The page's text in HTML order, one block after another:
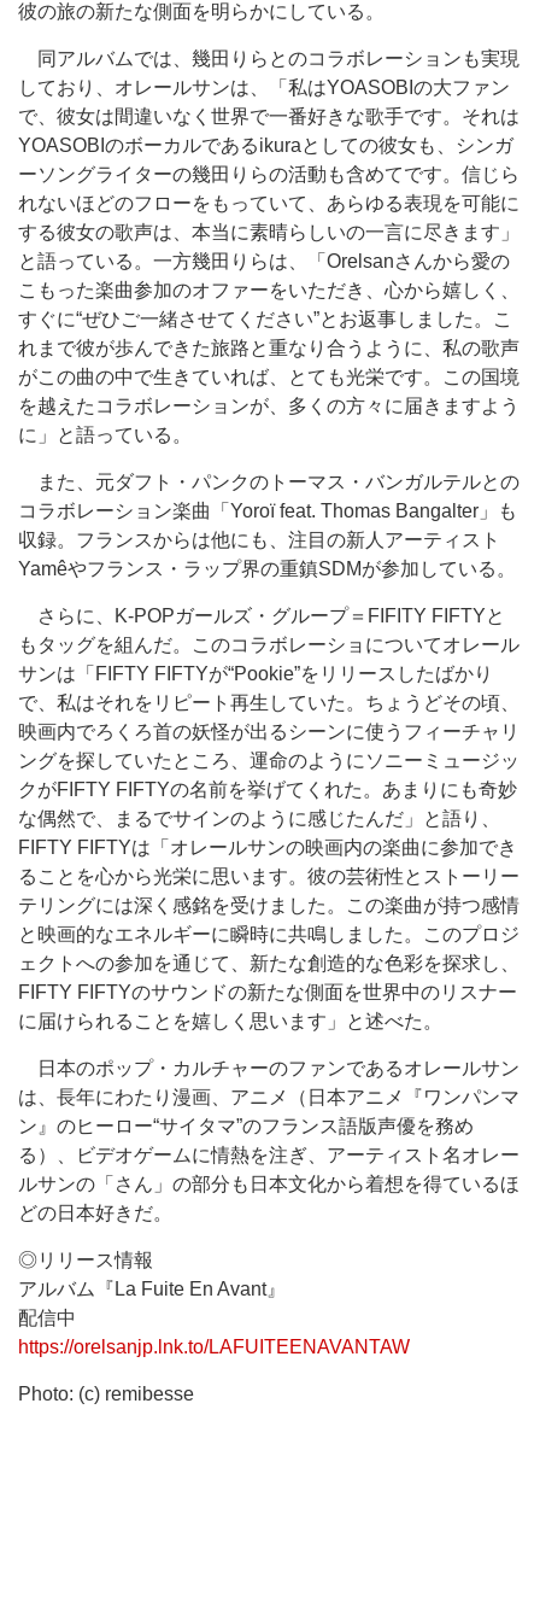
彼の旅の新たな側面を明らかにしている。
同アルバムでは、幾田りらとのコラボレーションも実現
しており、オレールサンは、「私はYOASOBIの大ファン
で、彼女は間違いなく世界で一番好きな歌手です。それは
YOASOBIのボーカルであるikuraとしての彼女も、シンガ
ーソングライターの幾田りらの活動も含めてです。信じら
れないほどのフローをもっていて、あらゆる表現を可能に
する彼女の歌声は、本当に素晴らしいの一言に尽きます」
と語っている。一方幾田りらは、「Orelsanさんから愛の
こもった楽曲参加のオファーをいただき、心から嬉しく、
すぐに“ぜひご一緒させてください”とお返事しました。こ
れまで彼が歩んできた旅路と重なり合うように、私の歌声
がこの曲の中で生きていれば、とても光栄です。この国境
を越えたコラボレーションが、多くの方々に届きますよう
に」と語っている。
また、元ダフト・パンクのトーマス・バンガルテルとの
コラボレーション楽曲「Yoroï feat. Thomas Bangalter」も
収録。フランスからは他にも、注目の新人アーティスト
Yamêやフランス・ラップ界の重鎮SDMが参加している。
さらに、K-POPガールズ・グループ＝FIFITY FIFTYと
もタッグを組んだ。このコラボレーショについてオレール
サンは「FIFTY FIFTYが“Pookie”をリリースしたばかり
で、私はそれをリピート再生していた。ちょうどその頃、
映画内でろくろ首の妖怪が出るシーンに使うフィーチャリ
ングを探していたところ、運命のようにソニーミュージッ
クがFIFTY FIFTYの名前を挙げてくれた。あまりにも奇妙
な偶然で、まるでサインのように感じたんだ」と語り、
FIFTY FIFTYは「オレールサンの映画内の楽曲に参加でき
ることを心から光栄に思います。彼の芸術性とストーリー
テリングには深く感銘を受けました。この楽曲が持つ感情
と映画的なエネルギーに瞬時に共鳴しました。このプロジ
ェクトへの参加を通じて、新たな創造的な色彩を探求し、
FIFTY FIFTYのサウンドの新たな側面を世界中のリスナー
に届けられることを嬉しく思います」と述べた。
日本のポップ・カルチャーのファンであるオレールサン
は、長年にわたり漫画、アニメ（日本アニメ『ワンパンマ
ン』のヒーロー“サイタマ”のフランス語版声優を務め
る）、ビデオゲームに情熱を注ぎ、アーティスト名オレー
ルサンの「さん」の部分も日本文化から着想を得ているほ
どの日本好きだ。
◎リリース情報
アルバム『La Fuite En Avant』
配信中
https://orelsanjp.lnk.to/LAFUITEENAVANTAW
Photo: (c) remibesse